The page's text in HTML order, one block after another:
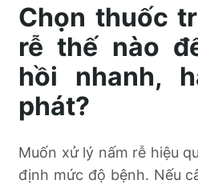
Chọn thuốc
rễ thế nào
hồi nhanh,
phát?
Muốn xử lý nấm rễ hiệu
định mức độ bệnh. Nếu